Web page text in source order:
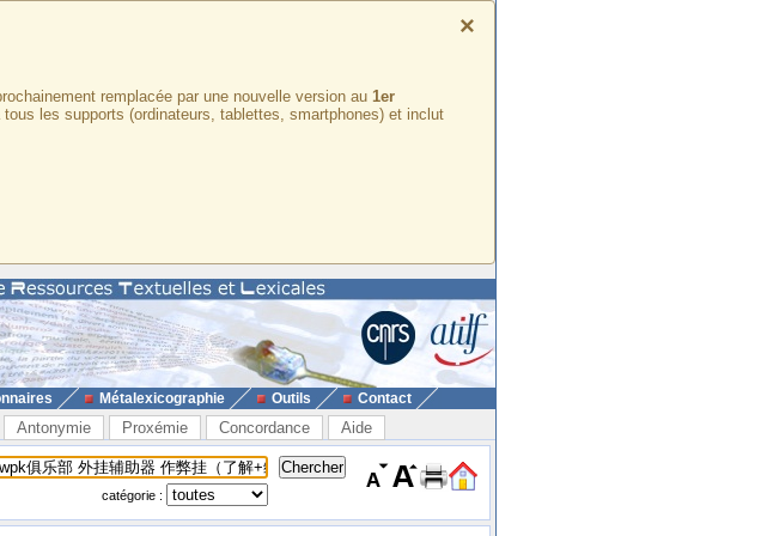
×
remplacée par une nouvelle version au 1er
les supports (ordinateurs, tablettes, smartphones) et inclut
Métalexicographie Outils Contact
Antonymie Proxémie Concordance Aide
catégorie :